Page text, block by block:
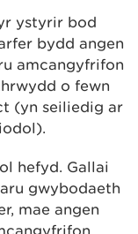
ystyrir bod
bydd angen
amcangyfrifon
o fewn
(yn seiliedig ar
hefyd. Gallai
gwybodaeth
mae angen